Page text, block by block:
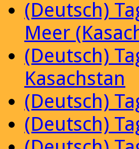
(Deutsch)
Meer
(Deutsch)
Kasachstan
(Deutsch)
(Deutsch)